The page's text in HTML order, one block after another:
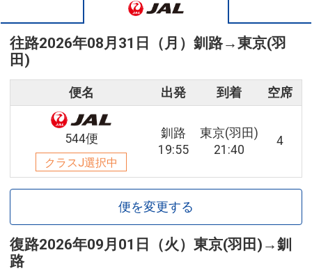
往路2026年08月31日（月） 釧路→東京(羽
田)
便名 出発 到着 空席
544便
クラスJ選択中
釧路
19:55
東京(羽田)
21:40
4
便を変更する
復路2026年09月01日（火） 東京(羽田) →釧
路